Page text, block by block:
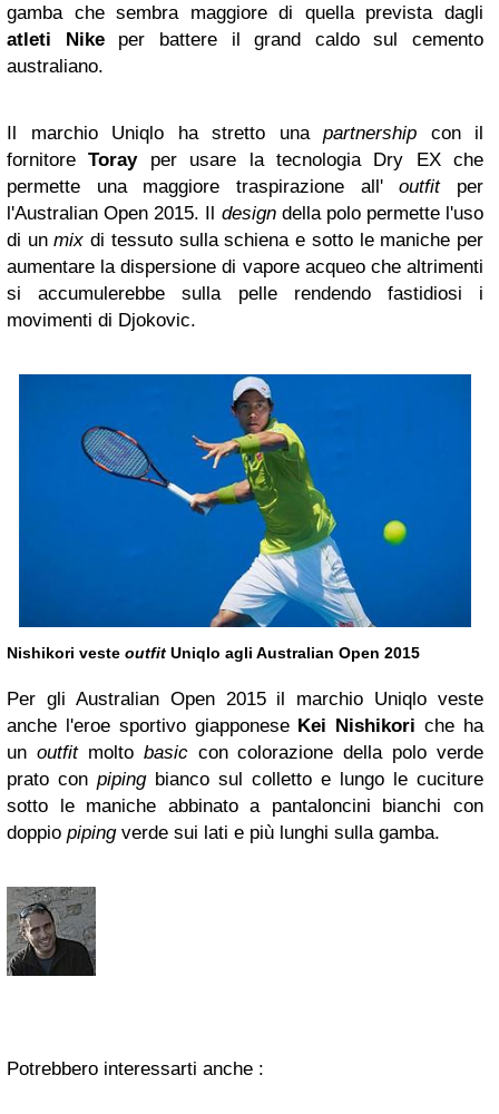
gamba che sembra maggiore di quella prevista dagli
atleti Nikeper battere il grand caldo sul cemento
australiano.
Il marchio Uniqlo ha stretto una partnership con il
fornitoreTorayper usare la tecnologia Dry EX che
permette una maggiore traspirazione all'outfitper
l'Australian Open 2015. Il designdella polo permette l'uso
di unmix di tessuto sulla schiena e sotto le maniche per
aumentare la dispersione di vapore acqueo che altrimenti
si accumulerebbe sulla pelle rendendo fastidiosi i
movimenti di Djokovic.
Nishikori veste outfit Uniqlo agli Australian Open 2015
Per gli Australian Open 2015 il marchio Uniqlo veste
anche l'eroe sportivo giapponese Kei Nishikori che ha
un outfitmolto basiccon colorazione della polo verde
prato con pipingbianco sul colletto e lungo le cuciture
sotto le maniche abbinato a pantaloncini bianchi con
doppio pipingverde sui lati e più lunghi sulla gamba.
Potrebbero interessarti anche :